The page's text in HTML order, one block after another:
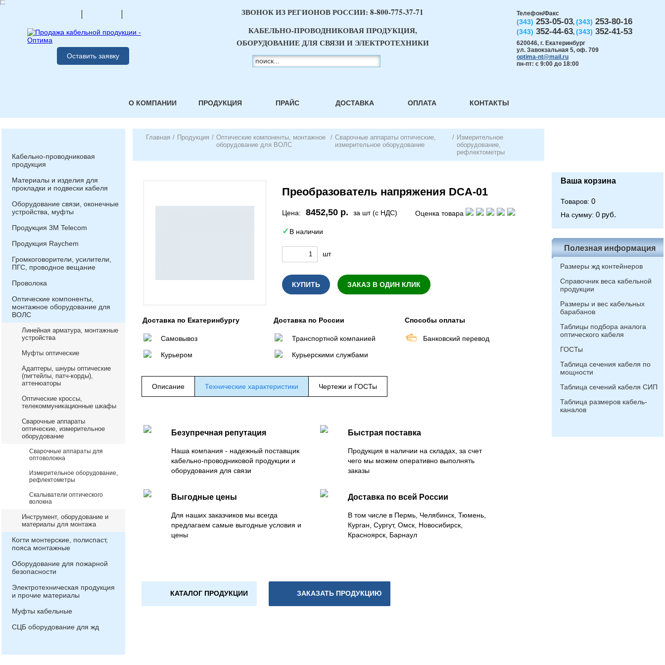
Оставить заявку
Телефон/Факс
(343) 253-05-03, (343) 253-80-16
(343) 352-44-63, (343) 352-41-53
620046, г. Екатеринбург
ул. Завокзальная 5, оф. 709
optima-nt@mail.ru
пн-пт: с 9:00 до 18:00
ЗВОНОК ИЗ РЕГИОНОВ РОССИИ: 8-800-775-37-71
КАБЕЛЬНО-ПРОВОДНИКОВАЯ ПРОДУКЦИЯ,
ОБОРУДОВАНИЕ ДЛЯ СВЯЗИ И ЭЛЕКТРОТЕХНИКИ
О КОМПАНИИ ПРОДУКЦИЯ ПРАЙС ДОСТАВКА ОПЛАТА КОНТАКТЫ
Кабельно-проводниковая
продукция
Материалы и изделия для
прокладки и подвески кабеля
Оборудование связи, оконечные
устройства, муфты
Продукция 3М Telecom
Продукция Raychem
Громкоговорители, усилители,
ПГС, проводное вещание
Проволока
Оптические компоненты,
монтажное оборудование для
ВОЛС
Линейная арматура, монтажные
устройства
Муфты оптические
Адаптеры, шнуры оптические
(пигтейлы, патч-корды),
аттенюаторы
Оптические кроссы,
телекоммуникационные шкафы
Сварочные аппараты
оптические, измерительное
оборудование
Сварочные аппараты для
оптоволокна
Измерительное оборудование,
рефлектометры
Скалыватели оптического
волокна
Инструмент, оборудование и
материалы для монтажа
Когти монтерские, полиспаст,
пояса монтажные
Оборудование для пожарной
безопасности
Электротехническая продукция
и прочие материалы
Муфты кабельные
СЦБ оборудование для жд
Главная / Продукция / Оптические компоненты, монтажное
оборудование для ВОЛС
/ Сварочные аппараты оптические,
измерительное оборудование
/ Измерительное
оборудование,
рефлектометры
Преобразователь напряжения DCA-01
Цена: 8452,50 р. за шт (с НДС) Оценка товара
В наличии
шт
КУПИТЬ ЗАКАЗ В ОДИН КЛИК
Доставка по Екатеринбургу
Самовывоз
Курьером
Доставка по России
Транспортной компанией
Курьерскими службами
Способы оплаты
Банковский перевод
Описание Технические характеристики Чертежи и ГОСТы
Безупречная репутация
Наша компания - надежный поставщик
кабельно-проводниковой продукции и
оборудования для связи
Быстрая поставка
Продукция в наличии на складах, за счет
чего мы можем оперативно выполнять
заказы
Выгодные цены
Для наших заказчиков мы всегда
предлагаем самые выгодные условия и
цены
Доставка по всей России
В том числе в Пермь, Челябинск, Тюмень,
Курган, Сургут, Омск, Новосибирск,
Красноярск, Барнаул
КАТАЛОГ ПРОДУКЦИИ ЗАКАЗАТЬ ПРОДУКЦИЮ
Ваша корзина
Товаров: 0
На сумму: 0 руб.
Полезная информация
Размеры жд контейнеров
Справочник веса кабельной
продукции
Размеры и вес кабельных
барабанов
Таблицы подбора аналога
оптического кабеля
ГОСТы
Таблица сечения кабеля по
мощности
Таблица сечений кабеля СИП
Таблица размеров кабель-
каналов